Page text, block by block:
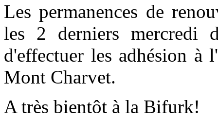
Les permanences de
les 2 derniers mercredi
d'effectuer les adhésion à
Mont Charvet.
A très bientôt à la Bifurk!